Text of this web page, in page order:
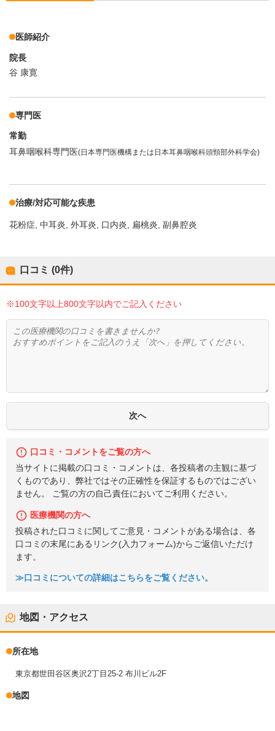
医師紹介
院長
谷 康寛
専門医
常勤
耳鼻咽喉科専門医(日本専門医機構または日本耳鼻咽喉科頭頸部外科学会)
治療/対応可能な疾患
花粉症 中耳炎 外耳炎 口内炎 扁桃炎 副鼻腔炎
口コミ (0件)
※100文字以上800文字以内でご記入ください
口コミ・コメントをご覧の方へ
当サイトに掲載の口コミ・コメントは、各投稿者の主観に基づ
くものであり、弊社ではその正確性を保証するものではござい
ません。 ご覧の方の自己責任においてご利用ください。
医療機関の方へ
投稿された口コミに関してご意見・コメントがある場合は、各
口コミの末尾にあるリンク(入力フォーム)からご返信いただけ
ます。
≫口コミについての詳細はこちらをご覧ください。
地図・アクセス
所在地
東京都世田谷区奥沢2丁目25-2 布川ビル2F
地図